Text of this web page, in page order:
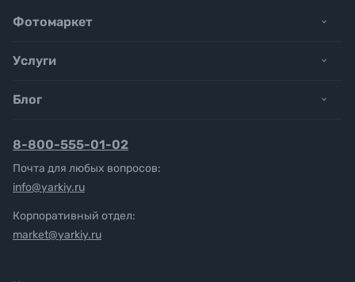
Фотомаркет
Услуги
Блог
8-800-555-01-02
Почта для любых вопросов:
info@yarkiy.ru
Корпоративный отдел:
market@yarkiy.ru